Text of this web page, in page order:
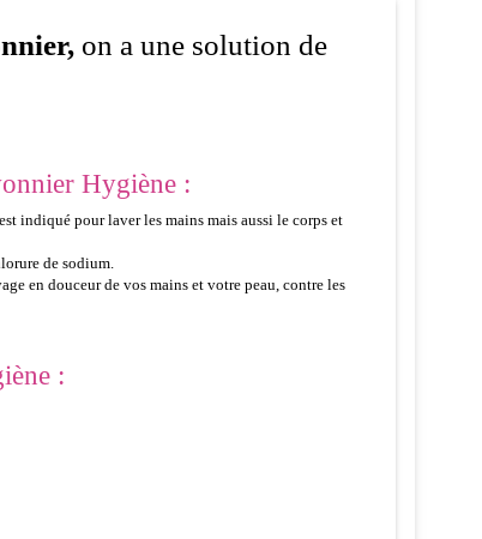
on a une solution de
Hygiène :
indiqué pour laver les mains mais aussi le corps et
de sodium.
en douceur de vos mains et votre peau, contre les
: